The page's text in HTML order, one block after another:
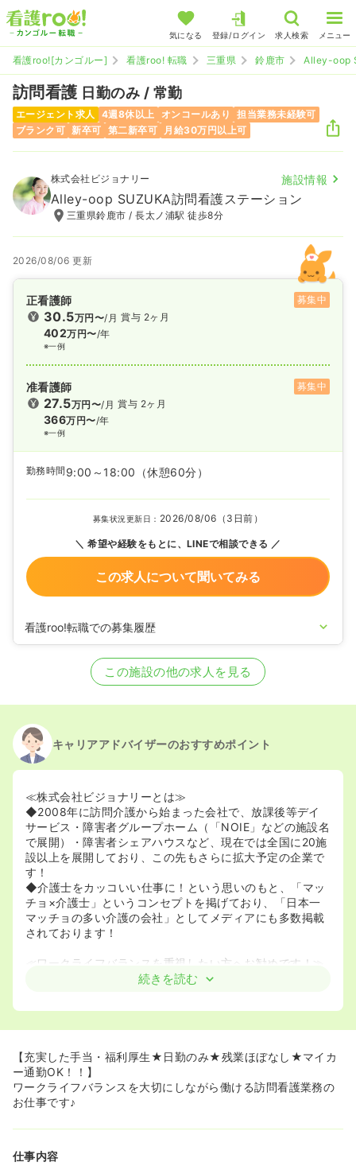
気になる 登録/ログイン 求人検索 メニュー
看護roo![カンゴルー] 看護roo! 転職 三重県 鈴鹿市 Alley-oop
訪問看護 日勤のみ / 常勤
エージェント求人 4週8休以上 オンコールあり
担当業務未経験可
ブランク可 新卒可 第二新卒可 月給30万円以上可
株式会社ビジョナリー 施設情報
Alley-oop SUZUKA訪問看護ステーション
三重県鈴鹿市 / 長太ノ浦駅 徒歩8分
2026/08/06 更新
正看護師 募集中
30.5万円〜/月
402万円〜/年
※一例
賞与 2ヶ月
准看護師 募集中
27.5万円〜/月
366万円〜/年
※一例
賞与 2ヶ月
勤務時間 9:00～18:00 （休憩60分）
募集状況更新日： 2026/08/06（3日前）
希望や経験をもとに、LINEで相談できる
この求人について聞いてみる
看護roo!転職での募集履歴
この施設の他の求人を見る
キャリアアドバイザーのおすすめポイント
≪株式会社ビジョナリーとは≫
◆2008年に訪問介護から始まった会社で、放課後等デイ
サービス・障害者グループホーム（「NOIE」などの施設名
で展開）・障害者シェアハウスなど、現在では全国に20施
設以上を展開しており、この先もさらに拡大予定の企業で
す！
◆介護士をカッコいい仕事に！という思いのもと、「マッ
チョ×介護士」というコンセプトを掲げており、「日本一
マッチョの多い介護の会社」としてメディアにも多数掲載
されております！
≪ワークライフバランスを重視したい方へお勧めです！≫
◆直行直帰が可能で残業も少ないため、プライベートの時
◆常勤でもオンコール無しや固定休みなど、様々な働き方
保されたい方にもおすすめです！
≪安心して業務に取り組める環境が整っています！≫
◆訪問件数は一日6～8件ですが施設訪問が中心のため、比
◆同法人が運営する施設への訪問が中心で介護士との連携
ステーション全体で月3回前後と少ないです！
続きを読む
【充実した手当・福利厚生★日勤のみ★残業ほぼなし★マイカ
ー通勤OK！！】
ワークライフバランスを大切にしながら働ける訪問看護業務の
お仕事です♪
仕事内容